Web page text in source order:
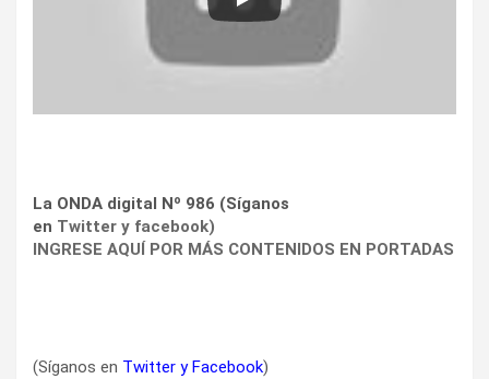
La ONDA digital Nº 986 (Síganos
en Twitter y facebook)
INGRESE AQUÍ POR MÁS CONTENIDOS EN PORTADAS
(Síganos en Twitter yFacebook)